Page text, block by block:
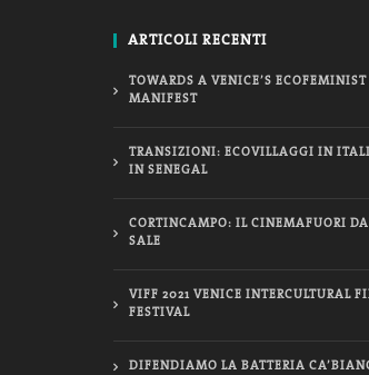
ARTICOLI RECENTI
TOWARDS A VENICE’S ECOFEMINIST
MANIFEST
TRANSIZIONI: ECOVILLAGGI IN
IN SENEGAL
CORTINCAMPO: IL CINEMAFUORI
SALE
VIFF 2021 VENICE INTERCULTURAL
FESTIVAL
DIFENDIAMO LA BATTERIA